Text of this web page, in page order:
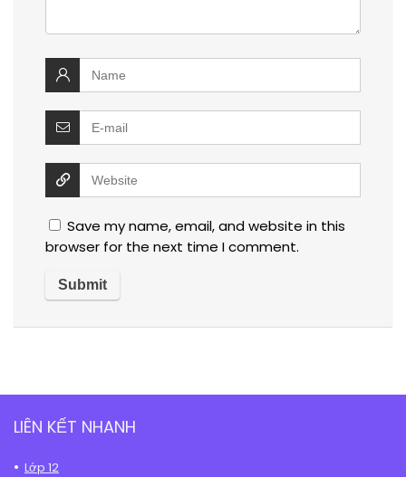
Save my name, email, and website in this
browser for the next time I comment.
LIÊN KẾT NHANH
Lớp 12